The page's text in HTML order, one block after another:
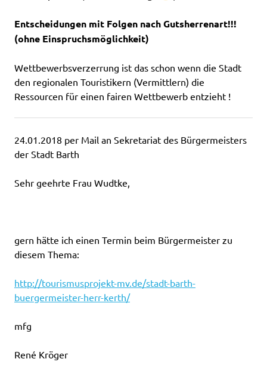
Entscheidungen mit Folgen nach Gutsherrenart!!!
(ohne Einspruchsmöglichkeit)
Wettbewerbsverzerrung ist das schon wenn die Stadt
den regionalen Touristikern (Vermittlern) die
Ressourcen für einen fairen Wettbewerb entzieht !
24.01.2018 per Mail an Sekretariat des Bürgermeisters
der Stadt Barth
Sehr geehrte Frau Wudtke,
gern hätte ich einen Termin beim Bürgermeister zu
diesem Thema:
http://tourismusprojekt-mv.de/stadt-barth-
buergermeister-herr-kerth/
mfg
René Kröger